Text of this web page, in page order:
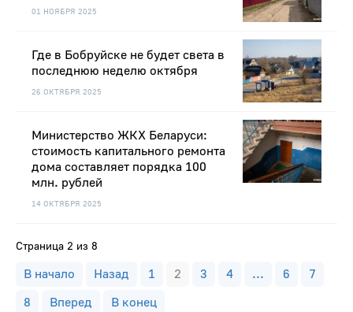
01 НОЯБРЯ 2025
26 ОКТЯБРЯ 2025
Где в Бобруйске не будет света в
последнюю неделю октября
14 ОКТЯБРЯ 2025
Министерство ЖКХ Беларуси:
стоимость капитального ремонта
дома составляет порядка 100
млн. рублей
Страница 2 из 8
В начало Назад 1 2 3 4 ... 6
7
8
Вперед В конец